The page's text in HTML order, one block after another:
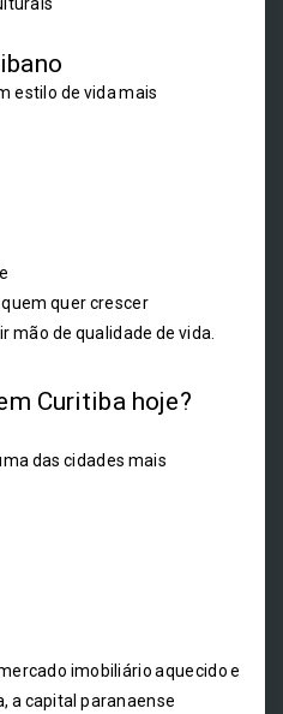
estilo de vida mais
quer crescer
de qualidade de vida.
Curitiba hoje?
das cidades mais
imobiliário aquecido e
a capital paranaense